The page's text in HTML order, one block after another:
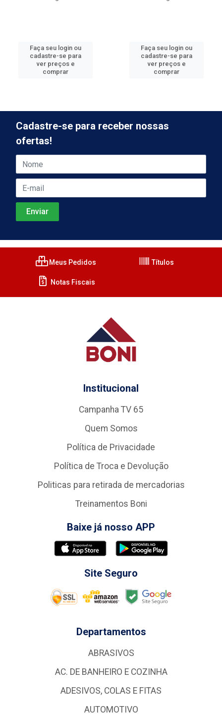
Faça seu login ou
cadastre-se para
ver preços e
comprar
Faça seu login ou
cadastre-se para
ver preços e
comprar
Cadastre-se para receber nossas
ofertas!
Meus Pedidos Títulos
Notas Fiscais
Institucional
Campanha TV 65
Quem Somos
Política de Privacidade
Política de Troca e Devolução
Politicas para retirada de mercadorias
Treinamentos Boni
Baixe já nosso APP
Site Seguro
Departamentos
ABRASIVOS
AC. DE BANHEIRO E COZINHA
ADESIVOS, COLAS E FITAS
AUTOMOTIVO